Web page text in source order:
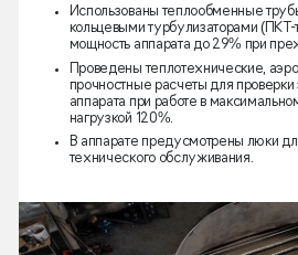
Использованы теплообменные
кольцевыми турбулизаторами (ПКТ-
мощность аппарата до 29% при
Проведены теплотехнические,
прочностные расчеты для проверки
аппарата при работе в
нагрузкой 120%.
В аппарате предусмотрены люки
технического обслуживания.